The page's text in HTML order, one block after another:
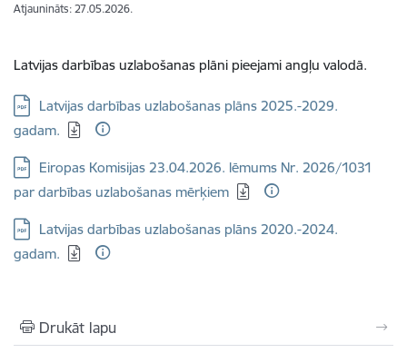
Atjaunināts: 27.05.2026.
Latvijas darbības uzlabošanas plāni pieejami angļu valodā.
Lejupielādēt:
Latvijas darbības uzlabošanas plāns 2025.-2029.
gadam.
Lejupielādēt:
Eiropas Komisijas 23.04.2026. lēmums Nr. 2026/1031
par darbības uzlabošanas mērķiem
Lejupielādēt:
Latvijas darbības uzlabošanas plāns 2020.-2024.
gadam.
Drukāt lapu